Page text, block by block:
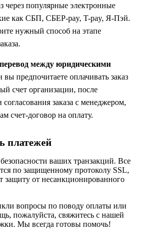
через популярные электронные
как СБП, СБЕР-pay, T-pay, Я-Пэй.
нужный способ на этапе
между юридическими
вы предпочитаете оплачивать заказ
счет организации, после
заказа с менеджером,
счет-договор на оплату.
платежей
ваших транзакций. Все
по защищенному протоколу SSL,
защиту от несанкционированного
вопросы по поводу оплаты или
пожалуйста, свяжитесь с нашей
Мы всегда готовы помочь!